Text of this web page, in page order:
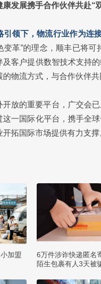
康发展携手合作伙伴共赴“
领下，物流行业作为连
变革”的理念，顺丰已将
及客户提供数智技术支持
的物流方式，与合作伙伴
开放的重要平台，广交会
这一国际化平台，携手全
开拓国际市场提供有力支撑
加盟
6万件涉诈快递匿名
陌生包裹有人3天被